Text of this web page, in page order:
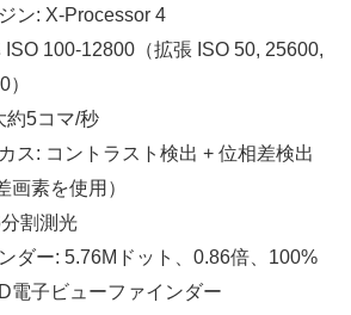
ン: X-Processor 4
ISO 100-12800（拡張 ISO 50, 25600,
約5コマ/秒
ス: コントラスト検出 + 位相差検出
画素を使用）
割測光
ダー: 5.76Mドット、0.86倍、100%
電子ビューファインダー